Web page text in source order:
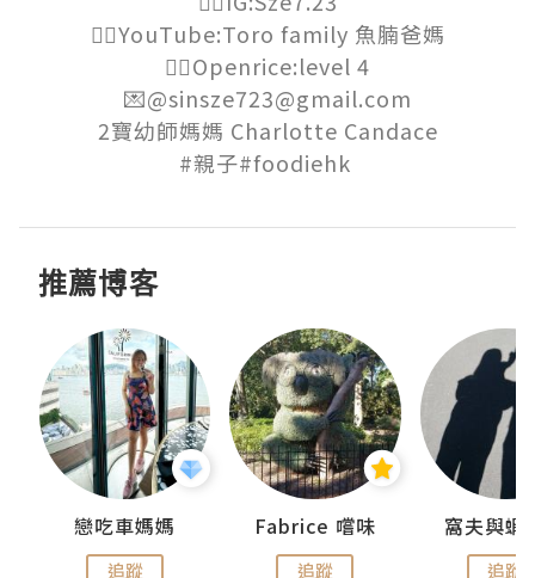
👉🏻YouTube:Toro family 魚腩爸媽
👉🏻Openrice:level 4
💌@sinsze723@gmail.com
2寶幼師媽媽 Charlotte Candace
#親子#foodiehk
推薦博客
戀吃車媽媽
追蹤
Fabrice 嚐味
追蹤
窩夫與蝦
追蹤